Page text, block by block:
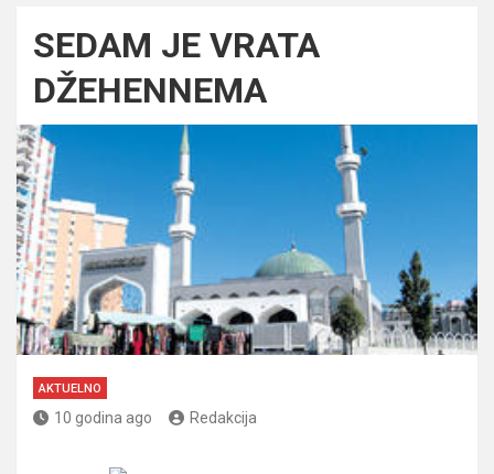
SEDAM JE VRATA
DŽEHENNEMA
AKTUELNO
10 godina ago Redakcija